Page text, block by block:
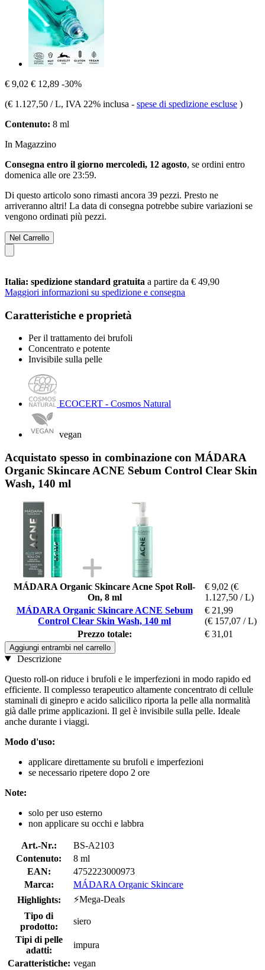
€ 9,02 € 12,89 -30%
(€ 1.127,50 / L, IVA 22% inclusa - spese di spedizione escluse )
Contenuto: 8 ml
In Magazzino
Consegna entro il giorno mercoledì, 12 agosto, se ordini entro
domenica alle ore 23:59.
Di questo articolo sono rimasti ancora 39 pezzi. Presto ne
arriveranno altri! La data di consegna potrebbe subire variazioni se
vengono ordinati più pezzi.
Nel Carrello
Italia: spedizione standard gratuita a partire da € 49,90
Maggiori informazioni su spedizione e consegna
Caratteristiche e proprietà
Per il trattamento dei brufoli
Concentrato e potente
Invisibile sulla pelle
ECOCERT - Cosmos Natural
vegan
Acquistato spesso in combinazione con MÁDARA
Organic Skincare ACNE Sebum Control Clear Skin
Wash, 140 ml
MÁDARA Organic Skincare Acne Spot Roll-
On, 8 ml
€ 9,02 (€
1.127,50 / L)
MÁDARA Organic Skincare ACNE Sebum
Control Clear Skin Wash, 140 ml
€ 21,99
(€ 157,07 / L)
Prezzo totale:
€ 31,01
Aggiungi entrambi nel carrello
Descrizione
Questo roll-on riduce i brufoli e le imperfezioni in modo rapido ed
efficiente. Il complesso terapeutico altamente concentrato di cellule
staminali di ginepro e acido salicilico riporta la pelle alla normalità
già dalle prime applicazioni. Il gel è invisibile sulla pelle. Ideale
anche durante i viaggi.
Modo d'uso:
applicare direttamente su brufoli e imperfezioni
se necessario ripetere dopo 2 ore
Note:
solo per uso esterno
non applicare su occhi e labbra
Art.-Nr.:
BS-A2103
Contenuto:
8 ml
EAN:
4752223000973
Marca:
MÁDARA Organic Skincare
Highlights:
⚡Mega-Deals
Tipo di
prodotto:
siero
Tipi di pelle
adatti:
impura
Caratteristiche: vegan